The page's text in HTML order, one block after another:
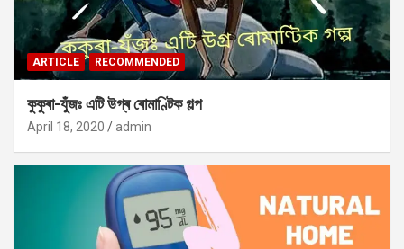
ARTICLE RECOMMENDED
কুকুৰা-যুঁজঃ এটি উগ্ৰ ৰোমাণ্টিক গল্প
April 18, 2020 admin